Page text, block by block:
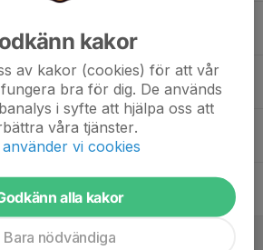
kakor
av kakor (cookies) för att vår
bra för dig. De används
i syfte att hjälpa oss att
våra tjänster.
använder vi cookies
alla kakor
Bara nödvändiga